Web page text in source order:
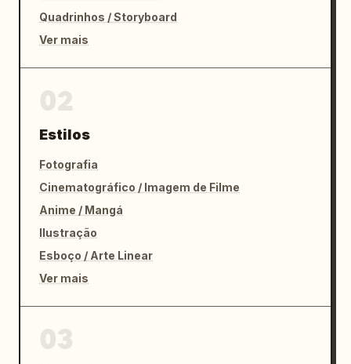
Quadrinhos / Storyboard
Ver mais
Estilos
Fotografia
Cinematográfico / Imagem de Filme
Anime / Mangá
Ilustração
Esboço / Arte Linear
Ver mais